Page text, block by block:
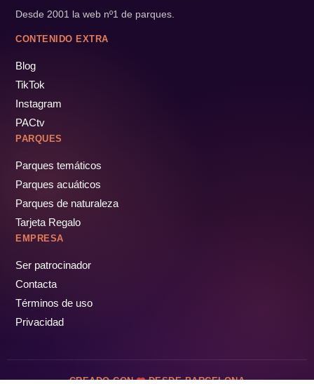
Desde 2001 la web nº1 de parques.
CONTENIDO EXTRA
Blog
TikTok
Instagram
PACtv
PARQUES
Parques temáticos
Parques acuáticos
Parques de naturaleza
Tarjeta Regalo
EMPRESA
Ser patrocinador
Contacta
Términos de uso
Privacidad
CREADO CON DESDE BARCELONA